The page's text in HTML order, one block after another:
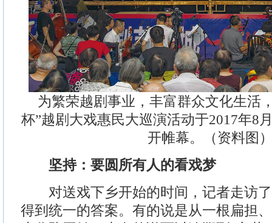
为繁荣越剧事业，丰富群众文化生活
杯”越剧大戏惠民大巡演活动于2017年8
开帷幕。（资料图
坚持：要圆所有人的看戏梦
对送戏下乡开始的时间，记者走访了
得到统一的答案。有的说是从一根扁担